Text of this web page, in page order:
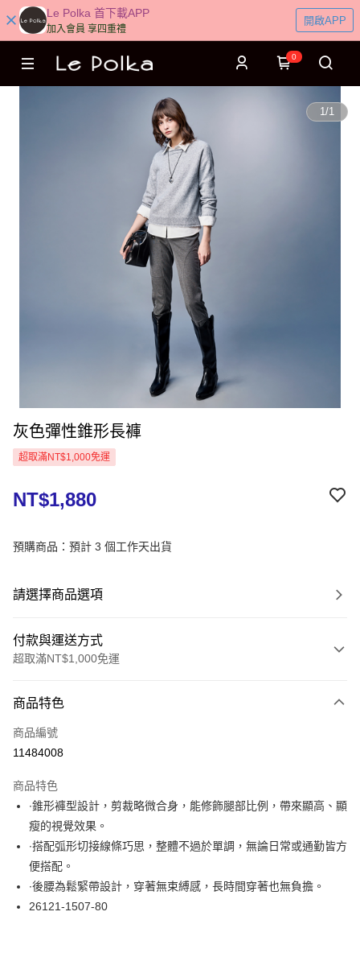
Le Polka 首下載APP
加入會員 享四重禮
開啟APP
0
1/1
灰色彈性錐形長褲
超取滿NT$1,000免運
NT$1,880
預購商品：預計 3 個工作天出貨
請選擇商品選項
付款與運送方式
超取滿NT$1,000免運
信用卡一次付款
超商取貨付款
Apple Pay
悠遊付
大哥付你分期
相關說明
1.本服務由台灣大哥大提供，台灣大哥大用戶可立即使用無須另外申請。
ATM付款
商品特色
商品編號
11484008
商品特色
∙錐形褲型設計，剪裁略微合身，能修飾腿部比例，帶來顯高、顯
瘦的視覺效果。
∙搭配弧形切接線條巧思，整體不過於單調，無論日常或通勤皆方
便搭配。
∙後腰為鬆緊帶設計，穿著無束縛感，長時間穿著也無負擔。
26121-1507-80